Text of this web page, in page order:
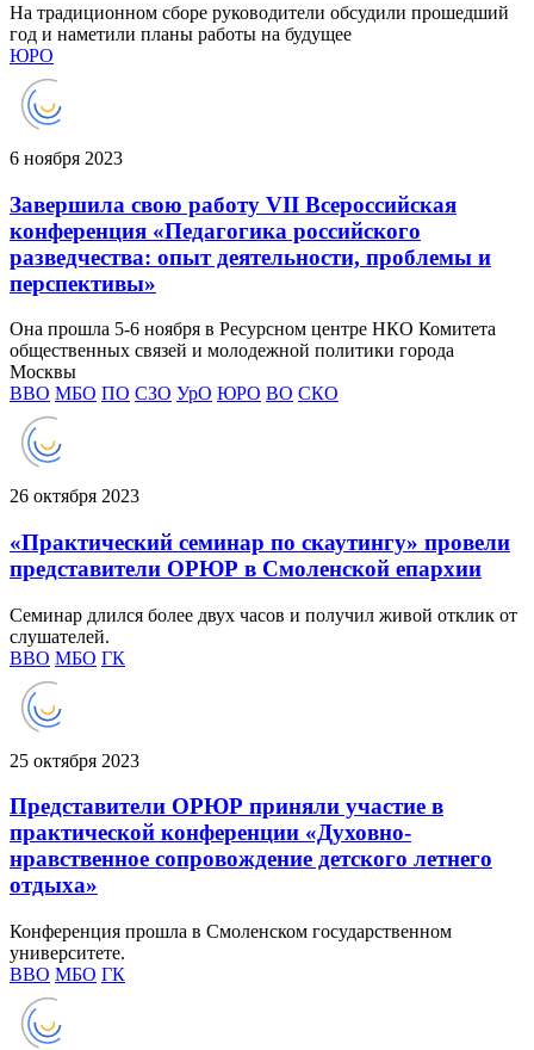
На традиционном сборе руководители обсудили прошедший
год и наметили планы работы на будущее
ЮРО
6 ноября 2023
Завершила свою работу VII Всероссийская
конференция «Педагогика российского
разведчества: опыт деятельности, проблемы и
перспективы»
Она прошла 5-6 ноября в Ресурсном центре НКО Комитета
общественных связей и молодежной политики города
Москвы
ВВО МБО ПО СЗО УрО ЮРО ВО СКО
26 октября 2023
«Практический семинар по скаутингу» провели
представители ОРЮР в Смоленской епархии
Семинар длился более двух часов и получил живой отклик от
слушателей.
ВВО МБО ГК
25 октября 2023
Представители ОРЮР приняли участие в
практической конференции «Духовно-
нравственное сопровождение детского летнего
отдыха»
Конференция прошла в Смоленском государственном
университете.
ВВО МБО ГК